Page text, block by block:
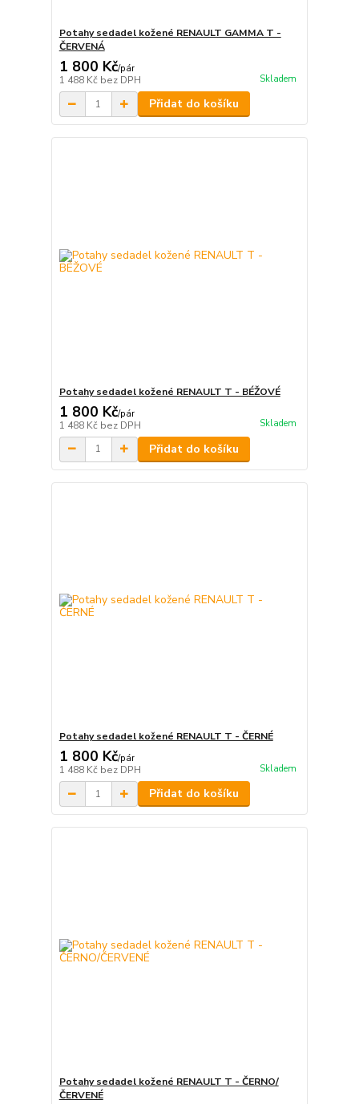
Potahy sedadel kožené RENAULT GAMMA T -
ČERVENÁ
1 800 Kč/pár
1 488 Kč bez DPH Skladem
Přidat do košíku
Potahy sedadel kožené RENAULT T - BÉŽOVÉ
1 800 Kč/pár
1 488 Kč bez DPH Skladem
Přidat do košíku
Potahy sedadel kožené RENAULT T - ČERNÉ
1 800 Kč/pár
1 488 Kč bez DPH Skladem
Přidat do košíku
Potahy sedadel kožené RENAULT T - ČERNO/
ČERVENÉ